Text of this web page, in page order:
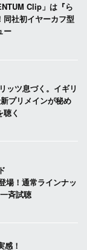
Clip」は『ら
同社初イヤーカフ型
ー
ッツ息づく。イギリ
プリメインが秘め
く
場！通常ラインナッ
斉試聴
感！